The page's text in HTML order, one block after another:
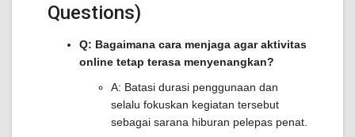
Questions)
Q: Bagaimana cara menjaga agar aktivitas
online tetap terasa menyenangkan?
A: Batasi durasi penggunaan dan
selalu fokuskan kegiatan tersebut
sebagai sarana hiburan pelepas penat.